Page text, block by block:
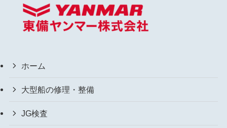
ホーム
大型船の修理・整備
JG検査